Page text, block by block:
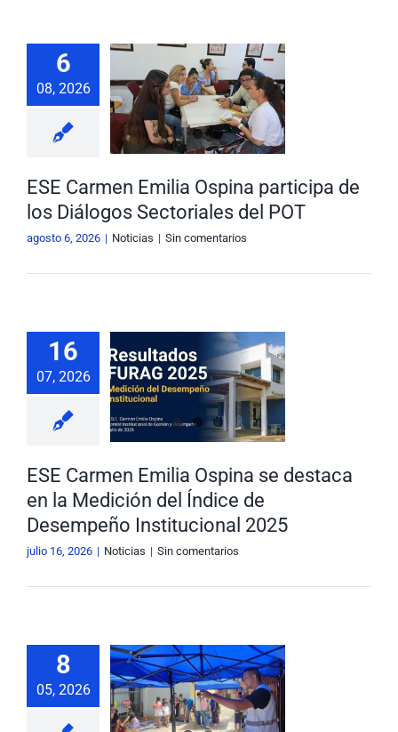
Rendición de Cuentas
Buscar:
Ayudas para Navegar
6
08, 2026
Carmen
Ospina
de los
del
NoticiasESE Carmen Emilia Ospina participa de
los Diálogos Sectoriales del POT
agosto 6, 2026 | Noticias | Sin comentarios
16
07, 2026
Ospina se
en la
del
2025
Noticias
ESE Carmen Emilia Ospina se destaca
en la Medición del Índice de
Desempeño Institucional 2025
julio 16, 2026 | Noticias | Sin comentarios
8
05, 2026
en
mental
con